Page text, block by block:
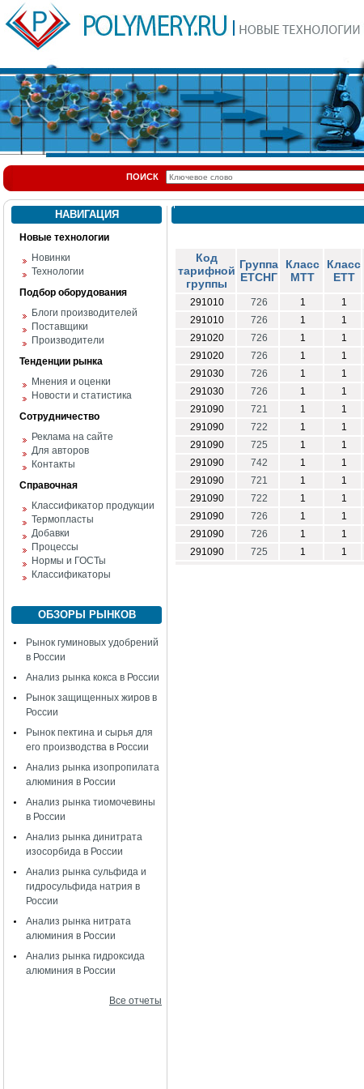
ПОИСК
НАВИГАЦИЯ
Новые технологии
Новинки
Технологии
Подбор оборудования
Блоги производителей
Поставщики
Производители
Тенденции рынка
Мнения и оценки
Новости и статистика
Сотрудничество
Реклама на сайте
Для авторов
Контакты
Справочная
Классификатор продукции
Термопласты
Добавки
Процессы
Нормы и ГОСТы
Классификаторы
ОБЗОРЫ РЫНКОВ
Рынок гуминовых удобрений
в России
Анализ рынка кокса в России
Рынок защищенных жиров в
России
Рынок пектина и сырья для
его производства в России
Анализ рынка изопропилата
алюминия в России
Анализ рынка тиомочевины
в России
Анализ рынка динитрата
изосорбида в России
Анализ рынка сульфида и
гидросульфида натрия в
России
Анализ рынка нитрата
алюминия в России
Анализ рынка гидроксида
алюминия в России
Все отчеты
Код
тарифной
группы
Группа
ЕТСНГ
Класс
МТТ
Класс
ЕТТ
291010 726 1 1
291010
726 1 1
291020
726 1 1
291020
726 1 1
291030
726 1 1
291030
726 1 1
291090
721 1 1
291090
722 1 1
291090
725 1 1
291090
742 1 1
291090
721 1 1
291090
722 1 1
291090
726 1 1
291090
726 1 1
291090
725 1 1